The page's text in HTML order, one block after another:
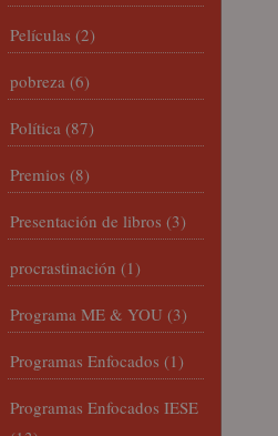
Películas (2)
pobreza (6)
Política (87)
Premios (8)
Presentación de libros (3)
procrastinación (1)
Programa ME & YOU (3)
Programas Enfocados (1)
Programas Enfocados IESE